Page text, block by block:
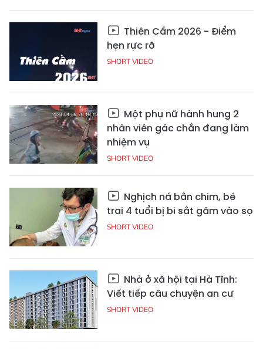
Thiên Cầm 2026 - Điểm
hẹn rực rỡ
SHORT VIDEO
Một phụ nữ hành hung 2
nhân viên gác chắn đang làm
nhiệm vụ
SHORT VIDEO
Nghịch ná bắn chim, bé
trai 4 tuổi bị bi sắt găm vào sọ
SHORT VIDEO
Nhà ở xã hội tại Hà Tĩnh:
Viết tiếp câu chuyện an cư
SHORT VIDEO